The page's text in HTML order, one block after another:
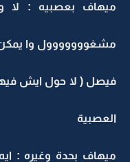
ميهاف بعصبيه : لا
مشغووووووول وا يمكن
فيصل ( لا حول ايش
العصبية
ميهاف بحدة وغيره :